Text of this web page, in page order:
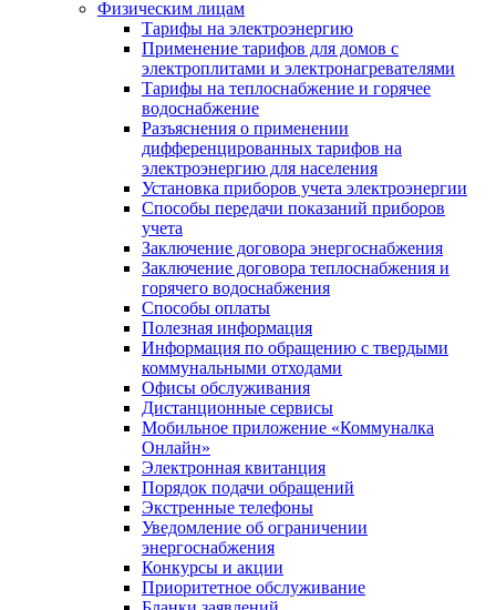
Физическим лицам
Тарифы на электроэнергию
Применение тарифов для домов с
электроплитами и электронагревателями
Тарифы на теплоснабжение и горячее
водоснабжение
Разъяснения о применении
дифференцированных тарифов на
электроэнергию для населения
Установка приборов учета электроэнергии
Способы передачи показаний приборов
учета
Заключение договора энергоснабжения
Заключение договора теплоснабжения и
горячего водоснабжения
Способы оплаты
Полезная информация
Информация по обращению с твердыми
коммунальными отходами
Офисы обслуживания
Дистанционные сервисы
Мобильное приложение «Коммуналка
Онлайн»
Электронная квитанция
Порядок подачи обращений
Экстренные телефоны
Уведомление об ограничении
энергоснабжения
Конкурсы и акции
Приоритетное обслуживание